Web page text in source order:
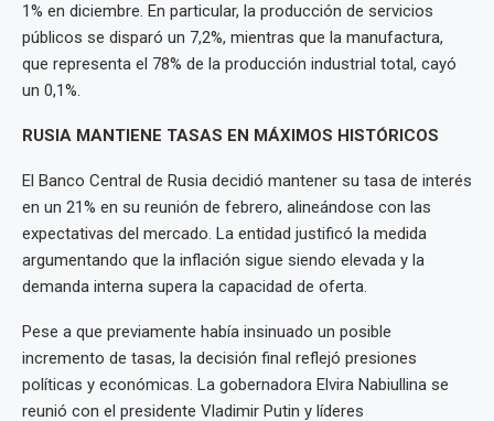
1% en diciembre. En particular, la producción de servicios
públicos se disparó un 7,2%, mientras que la manufactura,
que representa el 78% de la producción industrial total, cayó
un 0,1%.
RUSIA MANTIENE TASAS EN MÁXIMOS HISTÓRICOS
El Banco Central de Rusia decidió mantener su tasa de interés
en un 21% en su reunión de febrero, alineándose con las
expectativas del mercado. La entidad justificó la medida
argumentando que la inflación sigue siendo elevada y la
demanda interna supera la capacidad de oferta.
Pese a que previamente había insinuado un posible
incremento de tasas, la decisión final reflejó presiones
políticas y económicas. La gobernadora Elvira Nabiullina se
reunió con el presidente Vladimir Putin y líderes